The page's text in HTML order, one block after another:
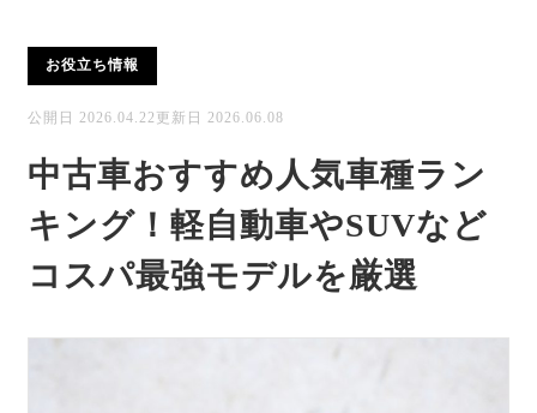
お役立ち情報
公開日 2026.04.22更新日 2026.06.08
中古車おすすめ人気車種ラン
キング！軽自動車やSUVなど
コスパ最強モデルを厳選